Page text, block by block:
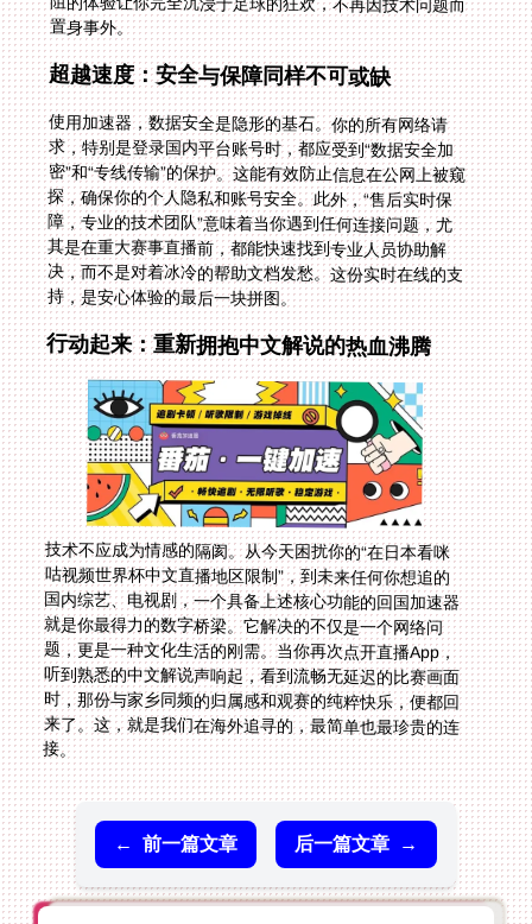
置身事外。
超越速度：安全与保障同样不可或缺
使用加速器，数据安全是隐形的基石。你的所有网络请
求，特别是登录国内平台账号时，都应受到“数据安全加
密”和“专线传输”的保护。这能有效防止信息在公网上被窥
探，确保你的个人隐私和账号安全。此外，“售后实时保
障，专业的技术团队”意味着当你遇到任何连接问题，尤
其是在重大赛事直播前，都能快速找到专业人员协助解
决，而不是对着冰冷的帮助文档发愁。这份实时在线的支
持，是安心体验的最后一块拼图。
行动起来：重新拥抱中文解说的热血沸腾
技术不应成为情感的隔阂。从今天困扰你的“在日本看咪
咕视频世界杯中文直播地区限制”，到未来任何你想追的
国内综艺、电视剧，一个具备上述核心功能的回国加速器
就是你最得力的数字桥梁。它解决的不仅是一个网络问
题，更是一种文化生活的刚需。当你再次点开直播App，
听到熟悉的中文解说声响起，看到流畅无延迟的比赛画面
时，那份与家乡同频的归属感和观赛的纯粹快乐，便都回
来了。这，就是我们在海外追寻的，最简单也最珍贵的连
接。
← 前一篇文章 后一篇文章 →